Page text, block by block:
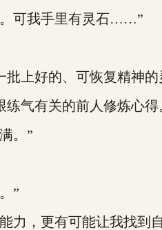
可我手里有灵石……”
上好的、可恢复精神的
气有关的前人修炼心得
。”
”
，更有可能让我找到